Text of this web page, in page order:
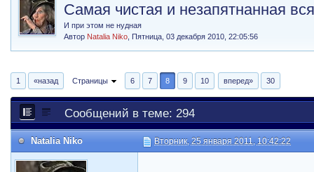
Самая чистая и незапятнанная
И при этом не нудная
Автор Natalia Niko ,Пятница, 03 декабря 2010, 22:05:56
1 «назад Страницы 6 7 8 9 10 вперед» 30
Сообщений в теме: 294
Natalia Niko Вторник, 25 января 2011, 10:42:22